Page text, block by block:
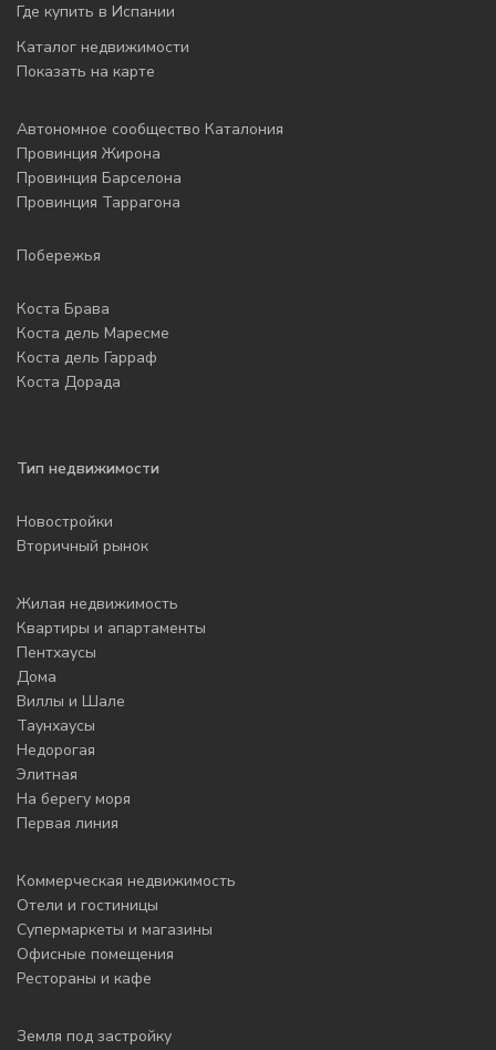
Где купить в Испании
Каталог недвижимости
Показать на карте
Автономное сообщество Каталония
Провинция Жирона
Провинция Барселона
Провинция Таррагона
Побережья
Коста Брава
Коста дель Маресме
Коста дель Гарраф
Коста Дорада
Тип недвижимости
Новостройки
Вторичный рынок
Жилая недвижимость
Квартиры и апартаменты
Пентхаусы
Дома
Виллы и Шале
Таунхаусы
Недорогая
Элитная
На берегу моря
Первая линия
Коммерческая недвижимость
Отели и гостиницы
Супермаркеты и магазины
Офисные помещения
Рестораны и кафе
Земля под застройку